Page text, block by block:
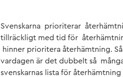
Svenskarna prioriterar
tillräckligt med tid för
hinner prioritera återhämtning.
vardagen är det dubbelt så
svenskarnas lista för